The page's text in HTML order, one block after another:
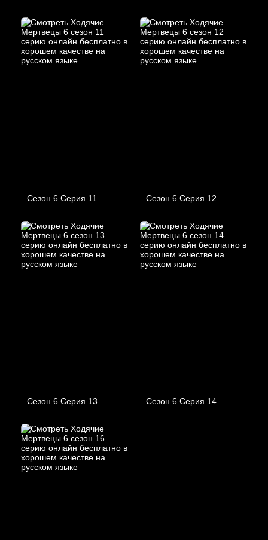
Сезон 6 Серия 11 Сезон 6 Серия 12
Сезон 6 Серия 13 Сезон 6 Серия 14